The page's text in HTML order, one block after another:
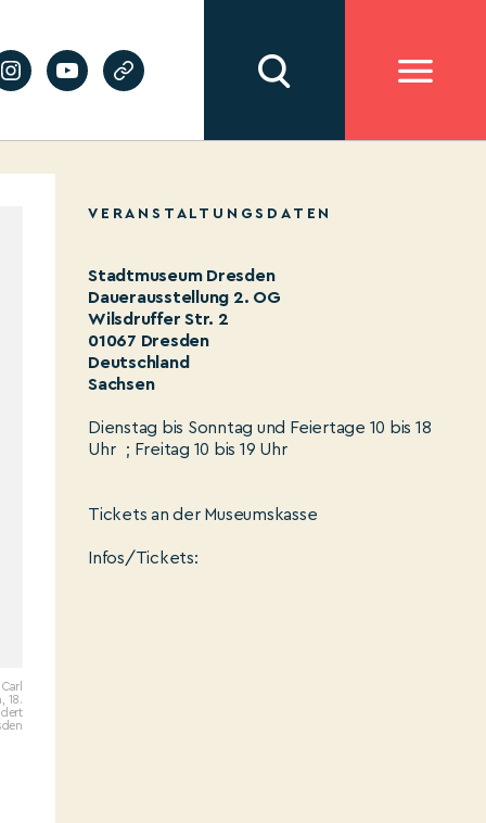
18.
VERANSTALTUNGSDATEN
Stadtmuseum Dresden
Dauerausstellung 2. OG
Wilsdruffer Str. 2
01067 Dresden
Deutschland
Sachsen
Dienstag bis Sonntag und Feiertage 10 bis 18
Uhr ; Freitag 10 bis 19 Uhr
Tickets an der Museumskasse
Infos/Tickets: